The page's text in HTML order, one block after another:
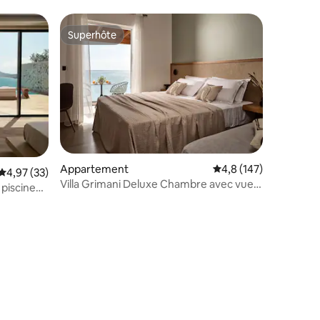
: 4,97 sur 5
moyenne sur la base de 33 commentaires : 4,97 sur 5
4,97 (33)
Superhôte
Superhôte
Appartement Évaluation moyenne
4,8 (147)
Villa Grimani Deluxe Chambre avec vue